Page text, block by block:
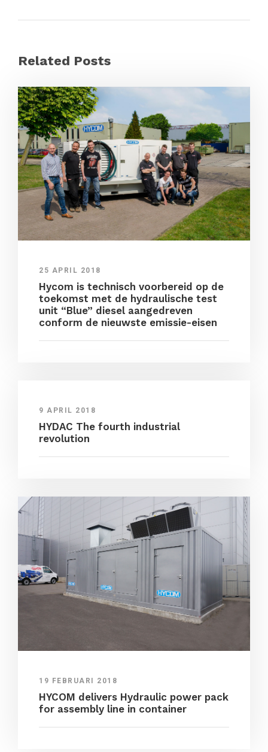
Related Posts
25 APRIL 2018
Hycom is technisch voorbereid op de
toekomst met de hydraulische test
unit “Blue” diesel aangedreven
conform de nieuwste emissie-eisen
9 APRIL 2018
HYDAC The fourth industrial
revolution
19 FEBRUARI 2018
HYCOM delivers Hydraulic power pack
for assembly line in container